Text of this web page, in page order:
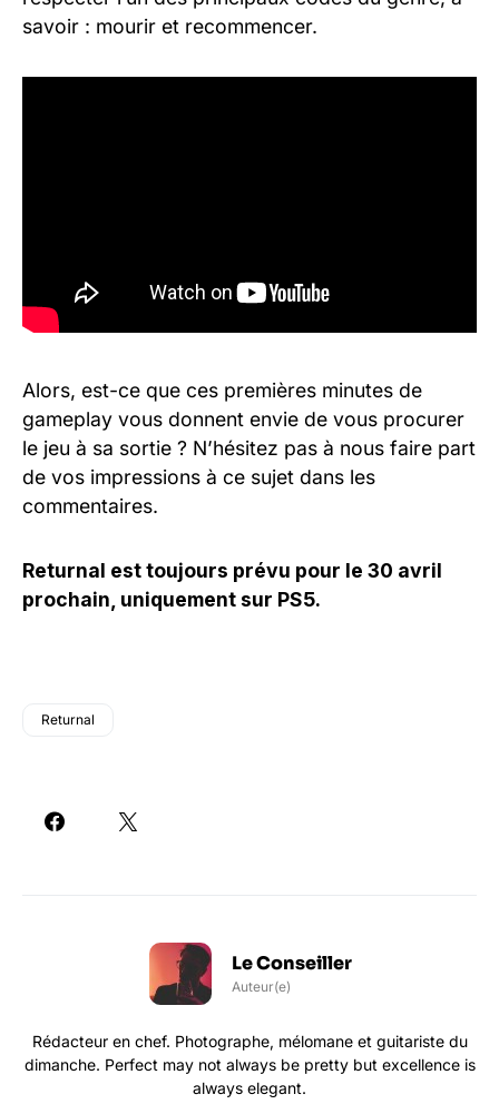
savoir : mourir et recommencer.
Alors, est-ce que ces premières minutes de
gameplay vous donnent envie de vous procurer
le jeu à sa sortie ? N’hésitez pas à nous faire part
de vos impressions à ce sujet dans les
commentaires.
Returnal est toujours prévu pour le 30 avril
prochain, uniquement sur PS5.
Returnal
Le Conseiller
Auteur(e)
Rédacteur en chef. Photographe, mélomane et guitariste du
dimanche. Perfect may not always be pretty but excellence is
always elegant.